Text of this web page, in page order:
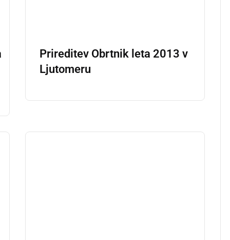
Prireditev Obrtnik leta 2013 v
Ljutomeru